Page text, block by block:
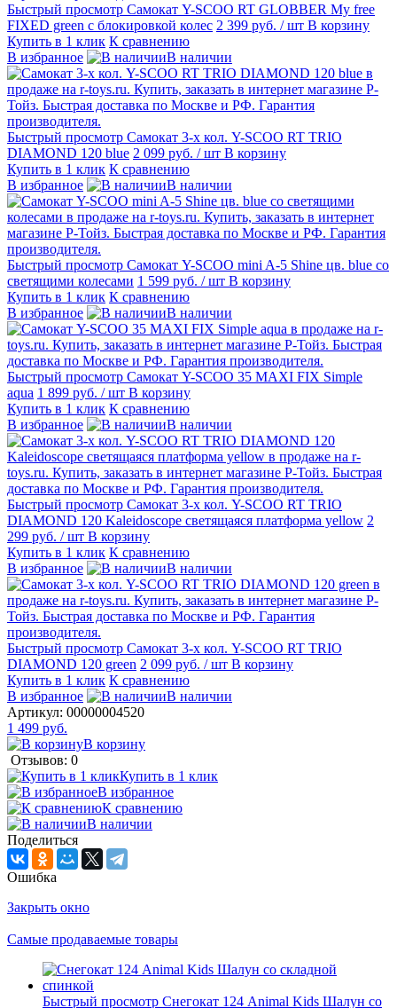
Быстрый просмотр Самокат Y-SCOO RT GLOBBER My free
FIXED green с блокировкой колес 2 399 руб. / шт В корзину
Купить в 1 клик К сравнению
В избранное
В наличии
Быстрый просмотр Самокат 3-х кол. Y-SCOO RT TRIO
DIAMOND 120 blue 2 099 руб. / шт В корзину
Купить в 1 клик К сравнению
В избранное
В наличии
Быстрый просмотр Самокат Y-SCOO mini A-5 Shine цв. blue со
светящими колесами 1 599 руб. / шт В корзину
Купить в 1 клик К сравнению
В избранное
В наличии
Быстрый просмотр Самокат Y-SCOO 35 MAXI FIX Simple
aqua 1 899 руб. / шт В корзину
Купить в 1 клик К сравнению
В избранное
В наличии
Быстрый просмотр Самокат 3-х кол. Y-SCOO RT TRIO
DIAMOND 120 Kaleidoscope светящаяся платформа yellow 2
299 руб. / шт В корзину
Купить в 1 клик К сравнению
В избранное
В наличии
Быстрый просмотр Самокат 3-х кол. Y-SCOO RT TRIO
DIAMOND 120 green 2 099 руб. / шт В корзину
Купить в 1 клик К сравнению
В избранное
В наличии
Артикул: 00000004520
1 499 руб.
В корзину
Отзывов: 0
Купить в 1 клик
В избранное
К сравнению
В наличии
Поделиться
Ошибка
Закрыть окно
Самые продаваемые товары
Быстрый просмотр Снегокат 124 Animal Kids Шалун со